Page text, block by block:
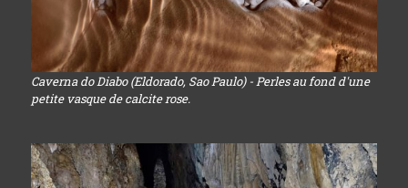
Caverna do Diabo (Eldorado, Sao Paulo) - Perles au fond d'une
petite vasque de calcite rose.